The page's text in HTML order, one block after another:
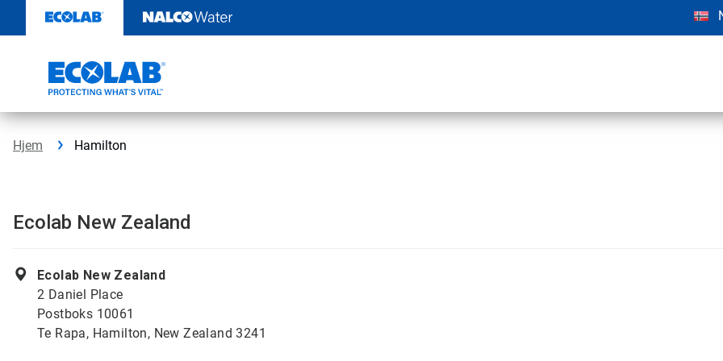
til
Hjem Hamilton
Ecolab New Zealand
Ecolab New Zealand
2 Daniel Place
Postboks 10061
Te Rapa, Hamilton, New Zealand 3241